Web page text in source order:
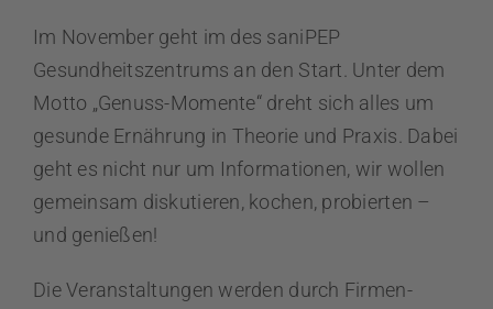
Im November geht im des saniPEP
Gesundheitszentrums an den Start. Unter dem
Motto „Genuss-Momente“ dreht sich alles um
gesunde Ernährung in Theorie und Praxis. Dabei
geht es nicht nur um Informationen, wir wollen
gemeinsam diskutieren, kochen, probierten –
und genießen!
Die Veranstaltungen werden durch Firmen-